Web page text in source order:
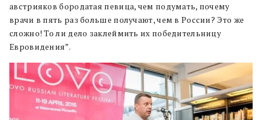
австрияков бородатая певица, чем подумать, почему
врачи в пять раз больше получают, чем в России? Это же
сложно! То ли дело заклеймить их победительницу
Евровидения”.